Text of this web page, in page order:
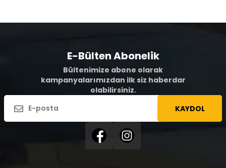
E-Bülten Abonelik
Bültenimize abone olarak
kampanyalarımızdan ilk siz haberdar
olabilirsiniz.
KAYDOL